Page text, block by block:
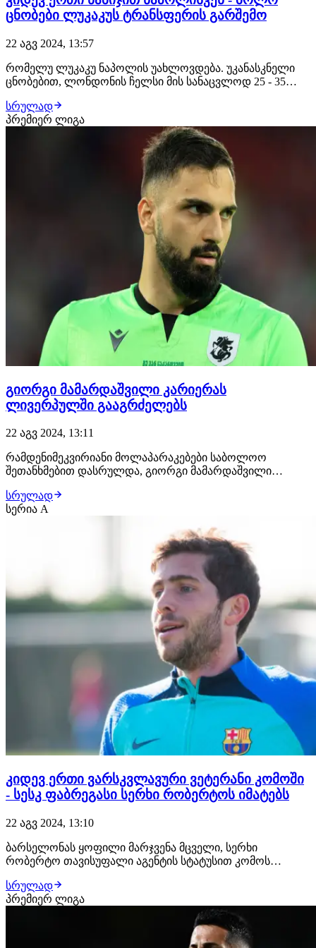
ცნობები ლუკაკუს ტრანსფერის გარშემო
22 აგვ 2024, 13:57
რომელუ ლუკაკუ ნაპოლის უახლოვდება. უკანასკნელი
ცნობებით, ლონდონის ჩელსი მის სანაცვლოდ 25 - 35
ფაზაშია და თუ რაიმე გაუთვალისწინებელი არ მოხდა,
ბელგიელი ფორვარდი მომდევნო კვირისთვის უკვე
"პარტენოპეის" სრულფასოვანი მოთამაშე გახდება.რაც
სრულად
პრემიერ ლიგა
გიორგი მამარდაშვილი კარიერას
ლივერპულში გააგრძელებს
22 აგვ 2024, 13:11
რამდენიმეკვირიანი მოლაპარაკებები საბოლოო
შეთანხმებით დასრულდა, გიორგი მამარდაშვილი
ბოლო დეტალებიც მოგვარდა, დარჩენილია მხოლოდ
დოკუმენტების გაცვლა, რის შემდეგაც 23 წლის
ქართველი ფეხბურთელი ინგლისში გაფრინდება და
სრულად
სერია A
კიდევ ერთი ვარსკვლავური ვეტერანი კომოში
- სესკ ფაბრეგასი სერხი რობერტოს იმატებს
22 აგვ 2024, 13:10
ბარსელონას ყოფილი მარჯვენა მცველი, სერხი
რობერტო თავისუფალი აგენტის სტატუსით კომოს
ზაფხულში დატოვა მშობლიური კატალონია, რის
შემდეგაც ის უკლუბოდ იყო. ესპანელი განაპირა მცველი
"ტბისპირელებთან" 2-წლიან ხელშეკრულებას
სრულად
პრემიერ ლიგა